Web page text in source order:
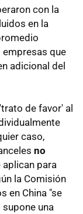
con la
en la
empresas que
adicional del
de favor' al
caso,
no
aplican para
la Comisión
en China "se
una